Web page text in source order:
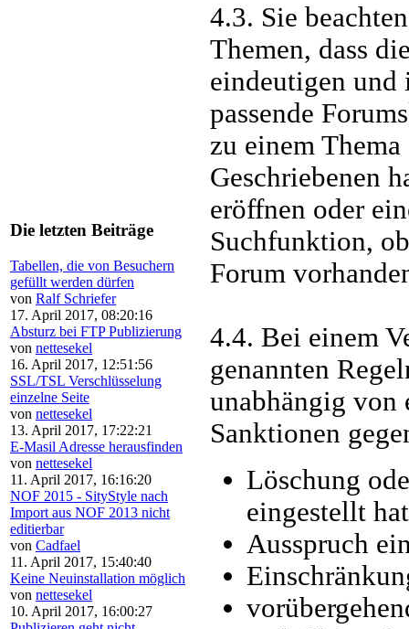
Die letzten Beiträge
Tabellen, die von Besuchern
gefüllt werden dürfen
von Ralf Schriefer
17. April 2017, 08:20:16
Absturz bei FTP Publizierung
von nettesekel
16. April 2017, 12:51:56
SSL/TSL Verschlüsselung
einzelne Seite
von nettesekel
13. April 2017, 17:22:21
E-Masil Adresse herausfinden
von nettesekel
11. April 2017, 16:16:20
NOF 2015 - SityStyle nach
Import aus NOF 2013 nicht
editierbar
von Cadfael
11. April 2017, 15:40:40
Keine Neuinstallation möglich
von nettesekel
10. April 2017, 16:00:27
4.3. Sie
Themen, dass
eindeutigen
passende
zu einem
Geschriebenen
eröffnen oder
Suchfunktion,
Forum
4.4. Bei einem
genannten
unabhängig von
Sanktionen
Löschung
eingestellt
Ausspruch